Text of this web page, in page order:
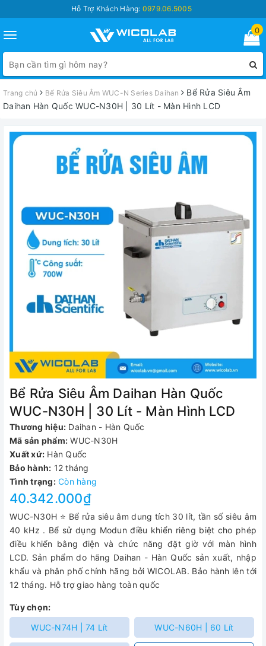
Hỗ Trợ Khách Hàng: 0979.06.5005
Toggle
navigation
0
Trang chủ Bể Rửa Siêu Âm WUC-N Series Daihan
Bể Rửa Siêu Âm
Daihan Hàn Quốc WUC-N30H | 30 Lít - Màn Hình LCD
Bể Rửa Siêu Âm Daihan Hàn Quốc
WUC-N30H | 30 Lít - Màn Hình LCD
Thương hiệu: Daihan - Hàn Quốc
Mã sản phẩm: WUC-N30H
Xuất xứ: Hàn Quốc
Bảo hành: 12 tháng
Tình trạng: Còn hàng
40.342.000₫
WUC-N30H ⭐ Bể rửa siêu âm dung tích 30 lít, tần số siêu âm
40 kHz . Bể sử dụng Modun điều khiển riêng biệt cho phép
điều khiển bằng điện và chức năng đặt giờ với màn hình
LCD. Sản phẩm do hãng Daihan - Hàn Quốc sản xuất, nhập
khẩu và phân phố chính hãng bởi WICOLAB. Bảo hành lên tới
12 tháng. Hỗ trợ giao hàng toàn quốc
Tùy chọn:
WUC-N74H | 74 Lít
WUC-N60H | 60 Lít